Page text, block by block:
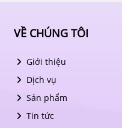
VỀ CHÚNG TÔI
Giới thiệu
Dịch vụ
Sản phẩm
Tin tức